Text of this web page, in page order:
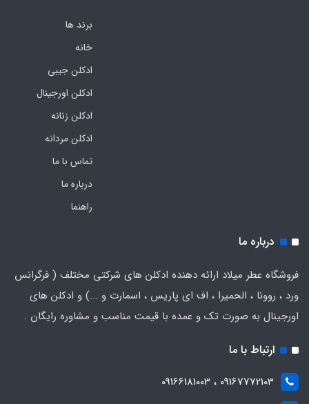
برند ها
خانه
ادکلن جیبی
ادکلن اورجینال
ادکلن زنانه
ادکلن مردانه
تماس با ما
درباره ما
راهنما
درباره ما
فروشگاه عطر میلاد ارائه دهنده ادکلن های شرکتی مختلف ( فرگرانس
ورد ، روونا ، الحمیرا ، اف ای پاریس ، اسمارت و ...) و ادکلن های
اورجینال به صورت تک و عمده با قیمت مناسب و مشاوره رایگان .
ارتباط با ما
09167772103 ، 09166181003